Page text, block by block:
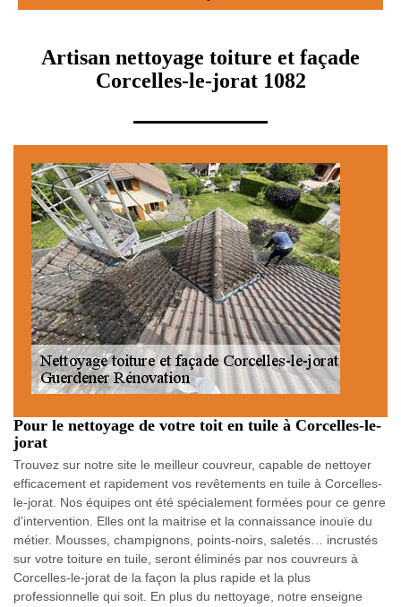
Artisan nettoyage toiture et façade
Corcelles-le-jorat 1082
Pour le nettoyage de votre toit en tuile à Corcelles-le-
jorat
Trouvez sur notre site le meilleur couvreur, capable de nettoyer
efficacement et rapidement vos revêtements en tuile à Corcelles-
le-jorat. Nos équipes ont été spécialement formées pour ce genre
d’intervention. Elles ont la maitrise et la connaissance inouïe du
métier. Mousses, champignons, points-noirs, saletés… incrustés
sur votre toiture en tuile, seront éliminés par nos couvreurs à
Corcelles-le-jorat de la façon la plus rapide et la plus
professionnelle qui soit. En plus du nettoyage, notre enseigne